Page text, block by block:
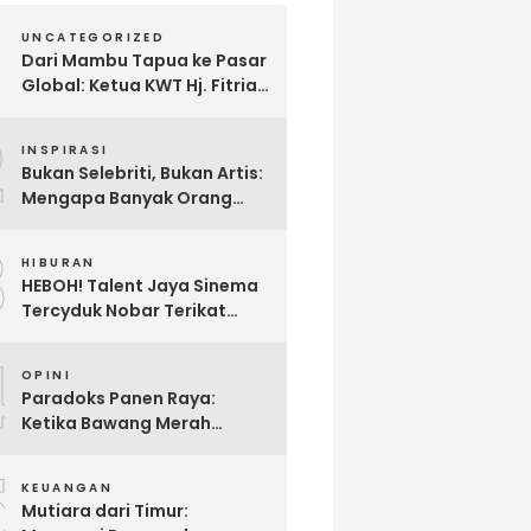
UNCATEGORIZED
Dari Mambu Tapua ke Pasar
Global: Ketua KWT Hj. Fitria
Negeri
INSPIRASI
Bukan Selebriti, Bukan Artis:
Mengapa Banyak Orang
HIBURAN
HEBOH! Talent Jaya Sinema
Tercyduk Nobar Terikat
OPINI
Paradoks Panen Raya:
Ketika Bawang Merah
KEUANGAN
Mutiara dari Timur: